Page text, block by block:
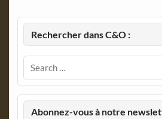
Rechercher dans C&O :
Abonnez-vous à notre